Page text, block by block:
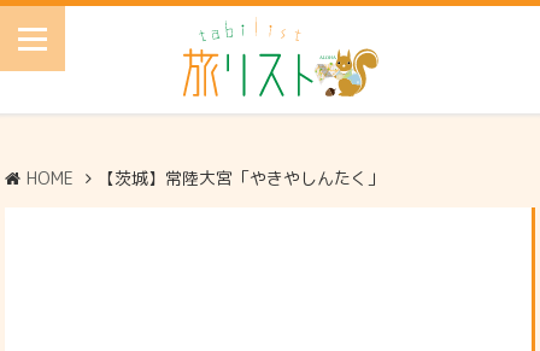
HOME 【茨城】常陸大宮「やきやしんたく」